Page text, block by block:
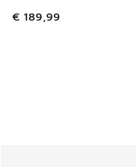
€ 189,99